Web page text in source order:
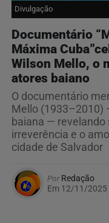
Divulgação
Documentário
Máxima
Wilson Mello, o
atores baiano
O documentário
Mello (1933–2010)
baiana —
irreverência e o
cidade de Salvador
PorRedação
Em 12/11/2025